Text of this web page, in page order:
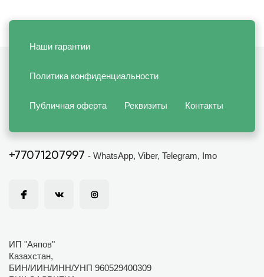
Наши гарантии
Политика конфиденциальности
Публичная оферта Реквизиты Контакты
+77071207997 - WhatsApp, Viber, Telegram, Imo
ИП "Аяпов"
Казахстан,
БИН/ИИН/ИНН/УНП 960529400309